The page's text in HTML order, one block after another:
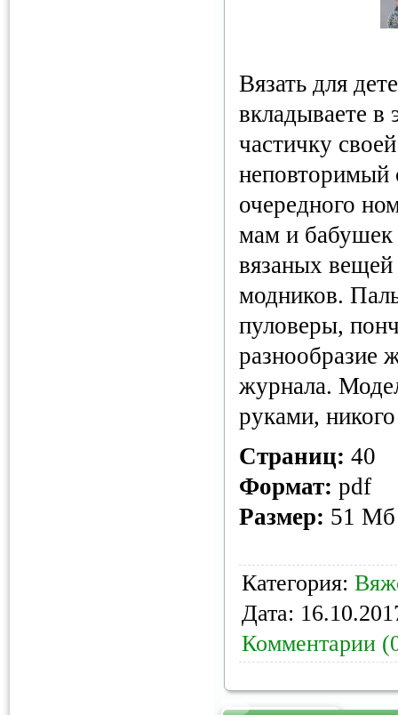
Вязать для
вкладываете в
частичку
неповторимый
очередного
мам и бабушек
вязаных
модников.
пуловеры,
разнообразие
журнала.
руками,
Страниц: 40
Формат: pdf
Размер: 51 Мб
Категория:
Дата:
Комментарии